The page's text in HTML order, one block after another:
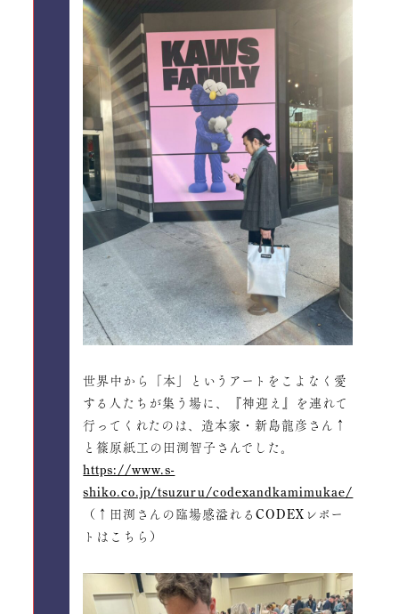
世界中から「本」というアートをこよなく愛
する人たちが集う場に、『神迎え』を連れて
行ってくれたのは、造本家・新島龍彦さん↑
と篠原紙工の田渕智子さんでした。
https://www.s-
shiko.co.jp/tsuzuru/codexandkamimukae/
（↑田渕さんの臨場感溢れるCODEXレポー
トはこちら）